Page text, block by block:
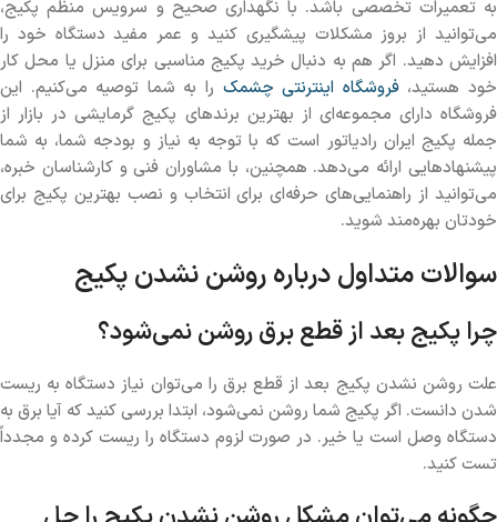
به تعمیرات تخصصی باشد. با نگهداری صحیح و سرویس منظم پکیج،
می‌توانید از بروز مشکلات پیشگیری کنید و عمر مفید دستگاه خود را
افزایش دهید. اگر هم به دنبال خرید پکیج مناسبی برای منزل یا محل کار
خود هستید،فروشگاه اینترنتی چشمک را به شما توصیه می‌کنیم. این
فروشگاه دارای مجموعه‌ای از بهترین برندهای پکیج گرمایشی در بازار از
جمله پکیج ایران رادیاتور است که با توجه به نیاز و بودجه شما، به شما
پیشنهادهایی ارائه می‌دهد. همچنین، با مشاوران فنی و کارشناسان خبره،
می‌توانید از راهنمایی‌های حرفه‌ای برای انتخاب و نصب بهترین پکیج برای
خودتان بهره‌مند شوید.
سوالات متداول درباره روشن نشدن پکیج
چرا پکیج بعد از قطع برق روشن نمی‌شود؟
علت روشن نشدن پکیج بعد از قطع برق را می‌توان نیاز دستگاه به ریست
شدن دانست. اگر پکیج شما روشن نمی‌شود، ابتدا بررسی کنید که آیا برق به
دستگاه وصل است یا خیر. در صورت لزوم دستگاه را ریست کرده و مجدداً
تست کنید.